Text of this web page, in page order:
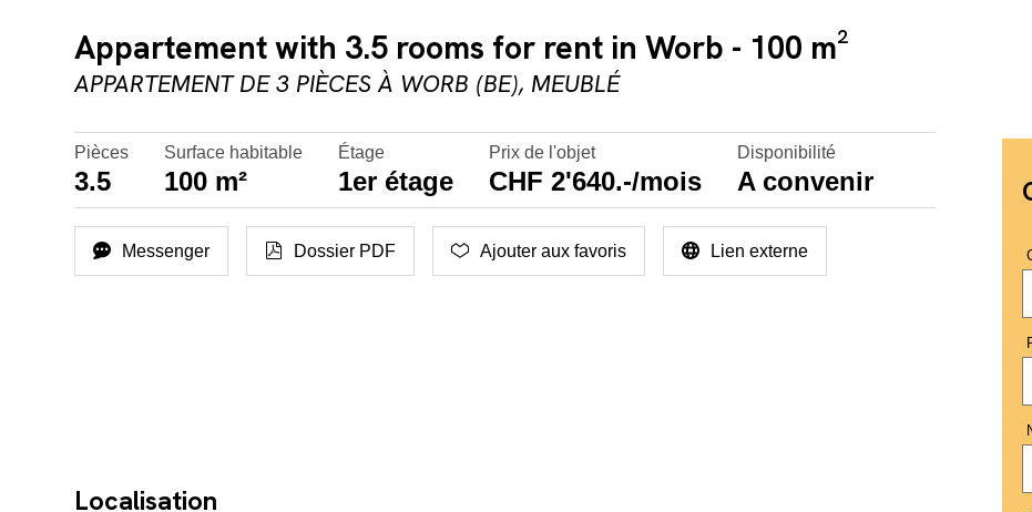
Appartement with 3.5 rooms for rent in Worb - 100 m²
APPARTEMENT DE 3 PIÈCES À WORB (BE), MEUBLÉ
Pièces
3.5
Surface habitable
100 m²
Étage
1er étage
Prix de l'objet
CHF 2'640.-/mois
Disponibilité
A convenir
Messenger Dossier PDF Ajouter aux favoris Lien externe
Localisation